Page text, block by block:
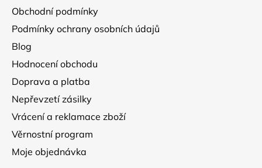
Obchodní podmínky
Podmínky ochrany osobních údajů
Blog
Hodnocení obchodu
Doprava a platba
Nepřevzetí zásilky
Vrácení a reklamace zboží
Věrnostní program
Moje objednávka